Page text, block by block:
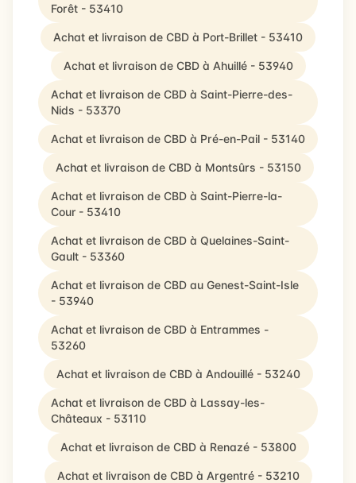
Forêt - 53410
Achat et livraison de CBD à Port-Brillet - 53410
Achat et livraison de CBD à Ahuillé - 53940
Achat et livraison de CBD à Saint-Pierre-des-
Nids - 53370
Achat et livraison de CBD à Pré-en-Pail - 53140
Achat et livraison de CBD à Montsûrs - 53150
Achat et livraison de CBD à Saint-Pierre-la-
Cour - 53410
Achat et livraison de CBD à Quelaines-Saint-
Gault - 53360
Achat et livraison de CBD au Genest-Saint-Isle
- 53940
Achat et livraison de CBD à Entrammes -
53260
Achat et livraison de CBD à Andouillé - 53240
Achat et livraison de CBD à Lassay-les-
Châteaux - 53110
Achat et livraison de CBD à Renazé - 53800
Achat et livraison de CBD à Argentré - 53210